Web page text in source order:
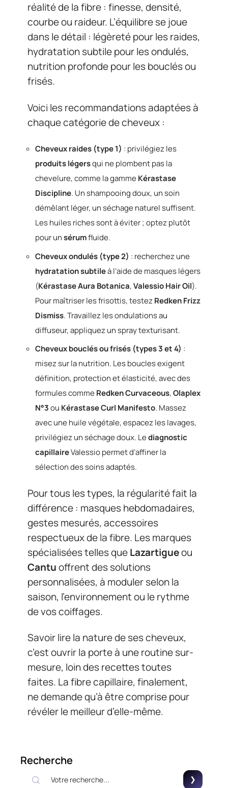
réalité de la fibre : finesse, densité,
courbe ou raideur. L’équilibre se joue
dans le détail : légèreté pour les raides,
hydratation subtile pour les ondulés,
nutrition profonde pour les bouclés ou
frisés.
Voici les recommandations adaptées à
chaque catégorie de cheveux :
Cheveux raides (type 1) : privilégiez les
produits légersqui ne plombent pas la
chevelure, comme la gammeKérastase
Discipline. Un shampooing doux, un soin
démêlant léger, un séchage naturel suffisent.
Les huiles riches sont à éviter ; optez plutôt
pour unsérumfluide.
Cheveux ondulés (type 2) : recherchez une
hydratation subtileà l’aide de masques légers
(Kérastase Aura Botanica,Valessio Hair Oil).
Pour maîtriser les frisottis, testezRedken Frizz
Dismiss. Travaillez les ondulations au
diffuseur, appliquez un spray texturisant.
Cheveux bouclés ou frisés (types 3 et 4) :
misez sur la nutrition. Les boucles exigent
définition, protection et élasticité, avec des
formules commeRedken Curvaceous,Olaplex
N°3ou Kérastase Curl Manifesto. Massez
avec une huile végétale, espacez les lavages,
privilégiez un séchage doux. Lediagnostic
capillaireValessio permet d’affiner la
sélection des soins adaptés.
Pour tous les types, la régularité fait la
différence : masques hebdomadaires,
gestes mesurés, accessoires
respectueux de la fibre. Les marques
spécialisées telles queLazartigueou
Cantuoffrent des solutions
personnalisées, à moduler selon la
saison, l’environnement ou le rythme
de vos coiffages.
Savoir lire la nature de ses cheveux,
c’est ouvrir la porte à une routine sur-
mesure, loin des recettes toutes
faites. La fibre capillaire, finalement,
ne demande qu’à être comprise pour
révéler le meilleur d’elle-même.
Recherche